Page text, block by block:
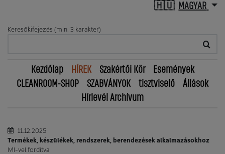
MAGYAR
Keresőkifejezés (min. 3 karakter)
Kezdőlap HÍREK Szakértői Kör
Események
CLEANROOM-SHOP
SZABVÁNYOK tisztviselő
Állások
Hírlevél Archívum
11.12.2025
Termékek, készülékek, rendszerek, berendezések alkalmazásokhoz
MI-vel fordítva